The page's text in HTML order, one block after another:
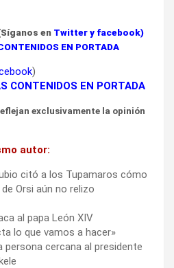
en Twitter y facebook)
EN PORTADA
)
CONTENIDOS EN PORTADA
exclusivamente la opinión
autor:
citó a los Tupamaros cómo
Orsi aún no relizo
al papa León XIV
lo que vamos a hacer»
persona cercana al presidente